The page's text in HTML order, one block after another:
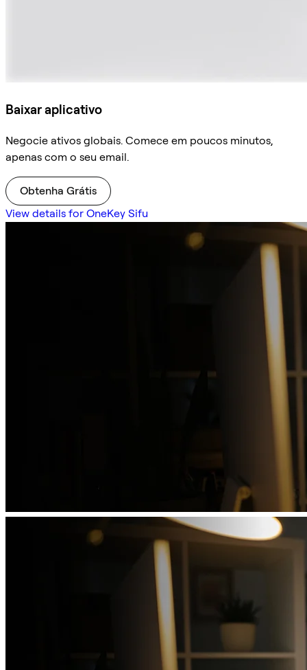
Baixar aplicativo
Negocie ativos globais. Comece em poucos minutos,
apenas com o seu email.
Obtenha Grátis
View details for OneKey Sifu